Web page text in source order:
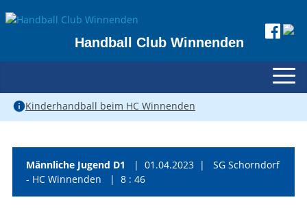
Handball Club Winnenden
Kinderhandball beim HC Winnenden
Männliche Jugend D1
| 01.04.2023 | SG Schorndorf
- HC Winnenden | 8 : 46